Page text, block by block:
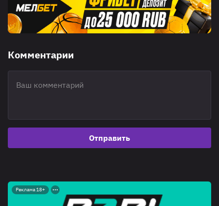
Комментарии
Отправить
Реклама 18+